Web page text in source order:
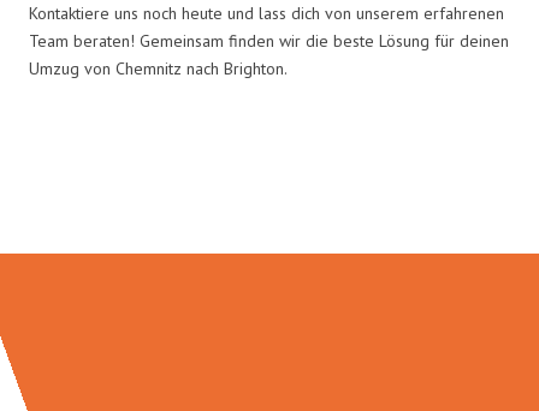
Kontaktiere uns noch heute und lass dich von unserem erfahrenen
Team beraten! Gemeinsam finden wir die beste Lösung für deinen
Umzug von Chemnitz nach Brighton.